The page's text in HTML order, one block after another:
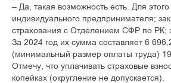
– Да, такая возможность есть. Для
индивидуального предпринимателя;
страхования с Отделением СФР по РК;
За 2024 год их сумма составляет 6
(минимальный размер оплаты труда)
Отмечу, что уплачивать страховые
копейках (округление не допускается).